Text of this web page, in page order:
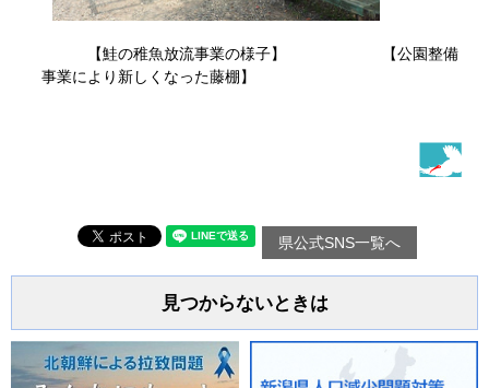
【鮭の稚魚放流事業の様子】 【公園整備
事業により新しくなった藤棚】
県公式SNS一覧へ
見つからないときは